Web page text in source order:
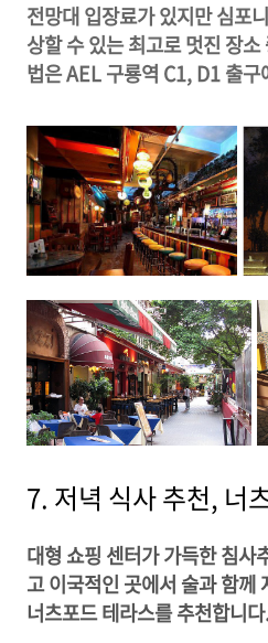
전망대 입장료가 있지만 심포
상할 수 있는 최고로 멋진 장
법은 AEL 구룡역 C1, D1 출
7. 저녁 식사 추천, 너
대형 쇼핑 센터가 가득한 침사
고 이국적인 곳에서 술과 함께
너츠포드 테라스를 추천합니